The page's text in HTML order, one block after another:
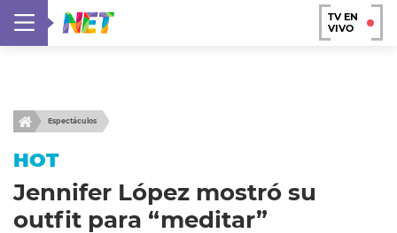
TV EN
VIVO
Espectáculos
HOT
Jennifer López mostró su
outfit para “meditar”